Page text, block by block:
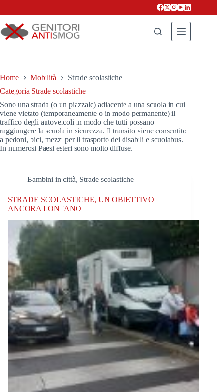
Home Mobilità
Strade scolastiche
Categoria Strade scolastiche
Sono una strada (o un piazzale) adiacente a una scuola in cui
viene vietato (temporaneamente o in modo permanente) il
traffico degli autoveicoli in modo che tutti possano
raggiungere la scuola in sicurezza. Il transito viene consentito
a pedoni, bici, mezzi per il trasporto dei disabili e scuolabus.
In numerosi Paesi esteri sono molto diffuse.
Bambini in città, Strade scolastiche
STRADE SCOLASTICHE, UN OBIETTIVO
ANCORA LONTANO